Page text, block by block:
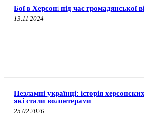
Бої в Херсоні під час громадянської
13.11.2024
Незламні українці: історія херсонских
які стали волонтерами
25.02.2026